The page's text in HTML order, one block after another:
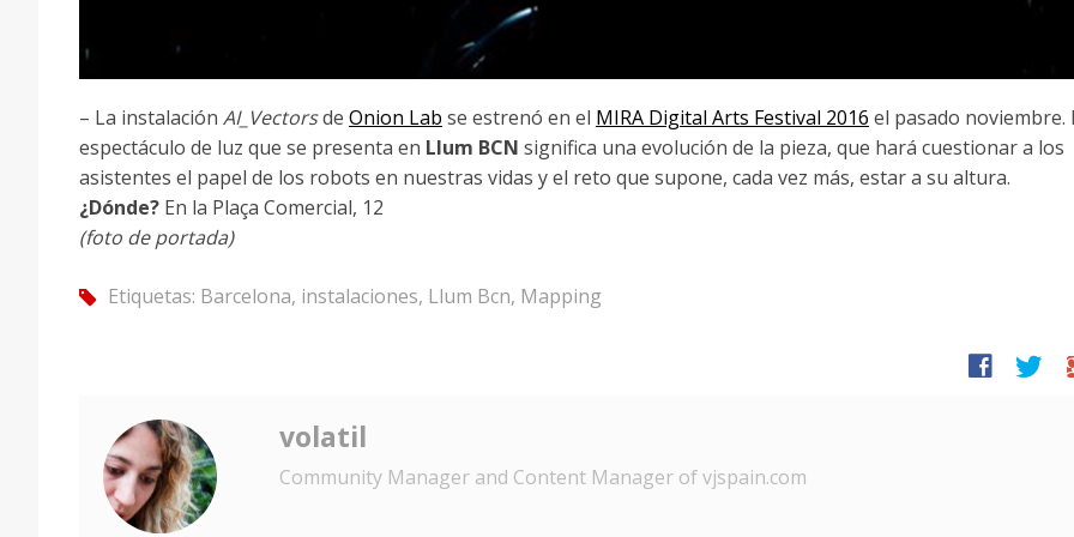
– La instalación AI_Vectorsde Onion Lab se estrenó en el MIRA Digital Arts Festival 2016 el pasado noviembre.
espectáculo de luz que se presenta en Llum BCN significa una evolución de la pieza, que hará cuestionar a los
asistentes el papel de los robots en nuestras vidas y el reto que supone, cada vez más, estar a su altura.
¿Dónde? En la Plaça Comercial, 12
(foto de portada)
tag Etiquetas: Barcelona, instalaciones, Llum Bcn, Mapping
facebook twitter
volatil
Community Manager and Content Manager of vjspain.com